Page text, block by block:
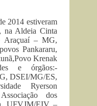
2014 estiveram
na Aldeia Cinta
Araçuaí – MG,
Pankararu,
Krenak
e órgãos:-
DSEI/MG/ES,
Ryerson
dos
UFVJM/EIV –